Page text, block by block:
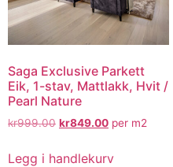
Saga Exclusive Parkett
Eik, 1-stav, Mattlakk, Hvit /
Pearl Nature
kr999.00 kr849.00 per m2
Legg i handlekurv